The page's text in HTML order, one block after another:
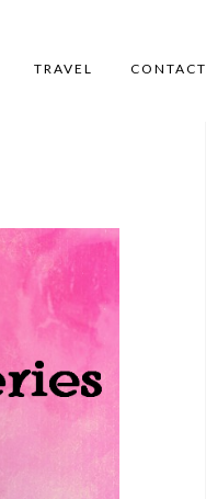
TRAVEL CONTACT